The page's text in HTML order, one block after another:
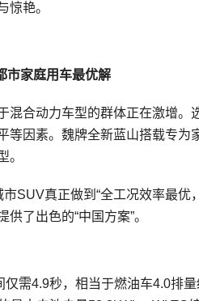
惊艳。
市家庭用车最优解
混合动力车型的群体正在激增
等因素。魏牌全新蓝山搭载专
。
SUV真正做到“全工况效率最优
了出色的“中国方案”。
需4.9秒，相当于燃油车4.0排